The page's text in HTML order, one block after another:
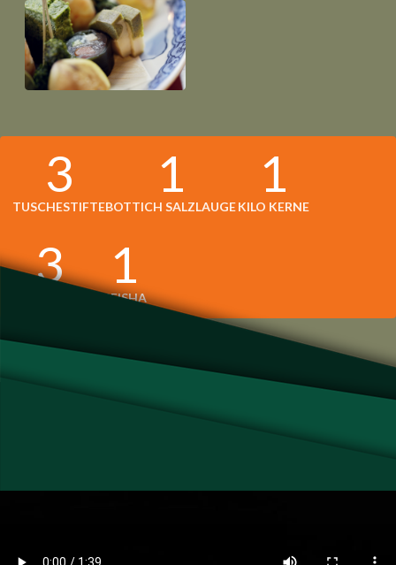
3
TUSCHESTIFTE
1
BOTTICH SALZLAUGE
1
KILO KERNE
3 1
GEISHA